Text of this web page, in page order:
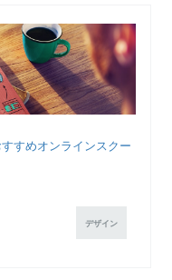
すめオンラインスクー
デザイン